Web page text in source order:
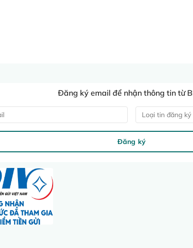
Đăng ký email để nhận thông tin từ
Loại tin đăng ký
Đăng ký